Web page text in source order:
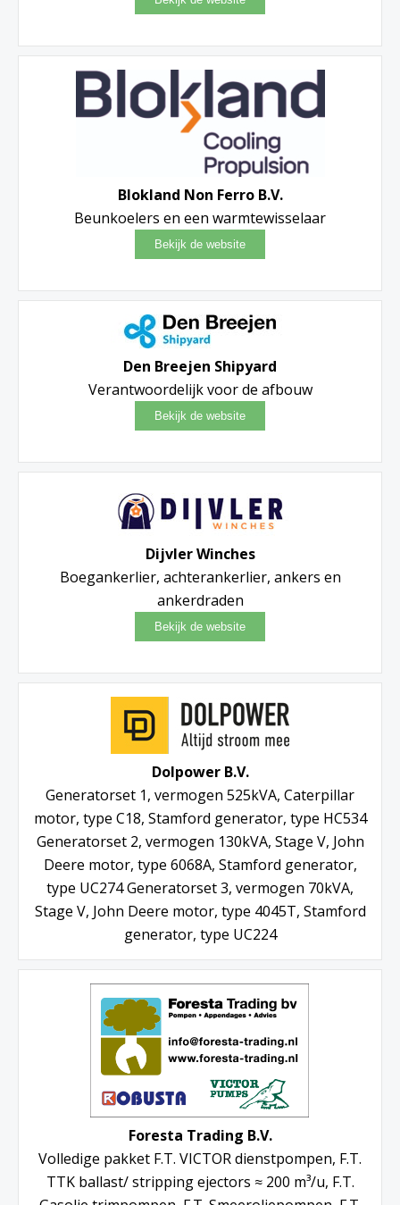
Blokland Non Ferro B.V.
Beunkoelers en een warmtewisselaar
Den Breejen Shipyard
Verantwoordelijk voor de afbouw
Dijvler Winches
Boegankerlier, achterankerlier, ankers en
ankerdraden
Dolpower B.V.
Generatorset 1, vermogen 525kVA, Caterpillar
motor, type C18, Stamford generator, type HC534
Generatorset 2, vermogen 130kVA, Stage V, John
Deere motor, type 6068A, Stamford generator,
type UC274 Generatorset 3, vermogen 70kVA,
Stage V, John Deere motor, type 4045T, Stamford
generator, type UC224
Foresta Trading B.V.
Volledige pakket F.T. VICTOR dienstpompen, F.T.
TTK ballast/ stripping ejectors ≈ 200 m³/u, F.T.